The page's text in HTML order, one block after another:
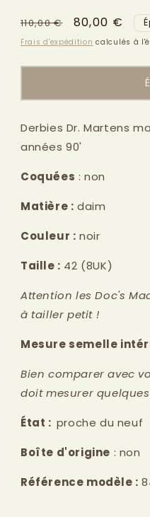
Prix
habituel
110,00 €
Prix
80,00 €
Frais d'expédition calculés à
Derbies Dr. Martens
années 90'
Coquées : non
Matière : daim
Couleur : noir
Taille : 42 (8UK)
Attention les Doc's
à tailler petit !
Mesure semelle
Bien comparer avec
doit mesurer
État : proche du neuf
Boîte d'origine : non
Référence modèle :